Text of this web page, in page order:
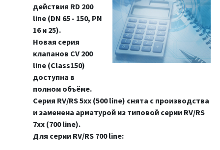
действия RD 200
line (DN 65 - 150, PN
16 и 25).
Новая серия
клапанов CV 200
line (Class150)
доступна в
полном объёме.
Серия RV/RS 5xx (500 line) снята с производства
и заменена арматурой из типовой серии RV/RS
7xx (700 line).
Для серии RV/RS 700 line: